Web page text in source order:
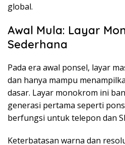
global.
Awal Mula: Layar
Sederhana
Pada era awal ponsel, layar
dan hanya mampu
dasar. Layar monokrom ini
generasi pertama seperti
berfungsi untuk telepon dan
Keterbatasan warna dan